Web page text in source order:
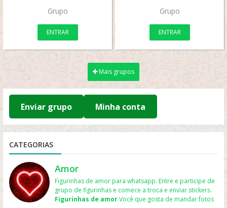
Grupo
ENTRAR
Grupo
ENTRAR
Mais grupos
Enviar grupo Minha conta
CATEGORIAS
Amor
Figurinhas de amor para whatsapp. Entre e participe de
grupo de figurinhas e comece a troca e enviar stickers.
Figurinhas de amorVocê que gosta de mandar fotos